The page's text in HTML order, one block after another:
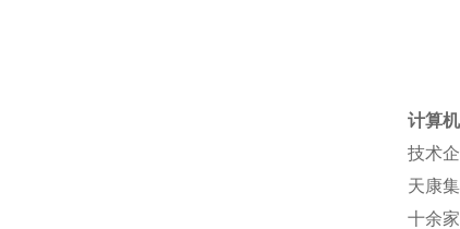
计算
技术
天康
十余